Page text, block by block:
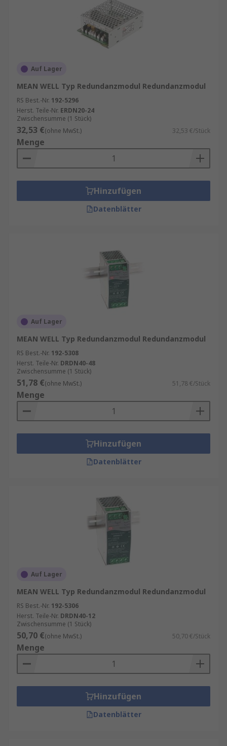
Auf Lager
MEAN WELL Typ Redundanzmodul Redundanzmodul
RS Best.-Nr. 192-5296
Herst. Teile-Nr. ERDN20-24
Zwischensumme (1 Stück)
32,53 €(ohne MwSt.) 32,53 €/Stück
Menge
Hinzufügen
Datenblätter
Auf Lager
MEAN WELL Typ Redundanzmodul Redundanzmodul
RS Best.-Nr. 192-5308
Herst. Teile-Nr. DRDN40-48
Zwischensumme (1 Stück)
51,78 €(ohne MwSt.) 51,78 €/Stück
Menge
Hinzufügen
Datenblätter
Auf Lager
MEAN WELL Typ Redundanzmodul Redundanzmodul
RS Best.-Nr. 192-5306
Herst. Teile-Nr. DRDN40-12
Zwischensumme (1 Stück)
50,70 €(ohne MwSt.) 50,70 €/Stück
Menge
Hinzufügen
Datenblätter